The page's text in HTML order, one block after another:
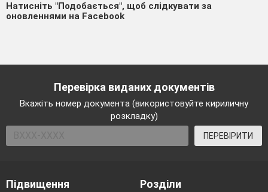
Натисніть "Подобається", щоб слідкувати за
оновленнями на Facebook
Перевірка виданих документів
Вкажіть номер документа (використовуйте кириличну
розкладку)
ПЕРЕВІРИТИ
Підвищення
Розділи